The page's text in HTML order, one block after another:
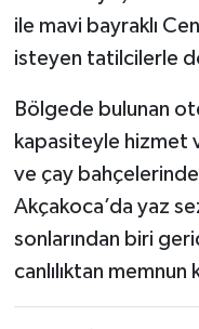
ile mavi bayraklı
isteyen tatilcilerle
Bölgede bulunan
kapasiteyle hizmet
ve çay
Akçakoca’da yaz
sonlarından biri
canlılıktan memnun